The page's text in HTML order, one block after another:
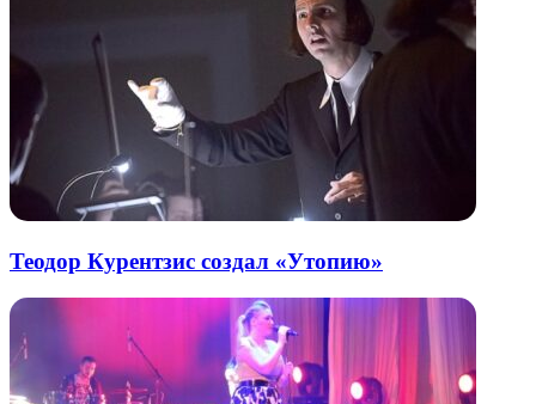
Теодор Курентзис создал «Утопию»